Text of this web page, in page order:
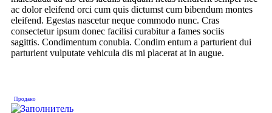
ac dolor eleifend orci cum quis dictumst cum bibendum montes
eleifend. Egestas nascetur neque commodo nunc. Cras
consectetur ipsum donec facilisi curabitur a fames sociis
sagittis. Condimentum conubia. Condim entum a parturient dui
parturient vulputate vehicula dis mi placerat at in augue.
Продано